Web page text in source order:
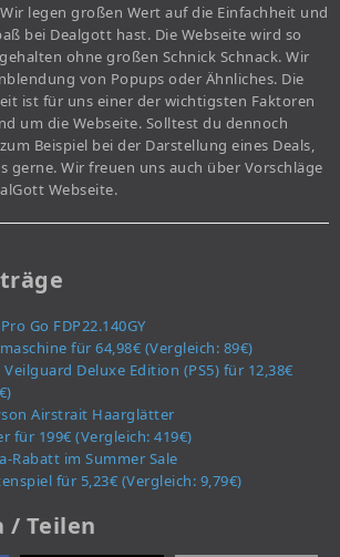
legen großen Wert auf die Einfachheit und
bei Dealgott hast. Die Webseite wird so
ohne großen Schnick Schnack. Wir
von Popups oder Ähnliches. Die
ist für uns einer der wichtigsten Faktoren
um die Webseite. Solltest du dennoch
Beispiel bei der Darstellung eines Deals,
gerne. Wir freuen uns auch über Vorschläge
Webseite.
Go FDP22.140GY
für 64,98€ (Vergleich: 89€)
Deluxe Edition (PS5) für 12,38€
Airstrait Haarglätter
für 199€ (Vergleich: 419€)
Rabatt im Summer Sale
für 5,23€ (Vergleich: 9,79€)
/ Teilen